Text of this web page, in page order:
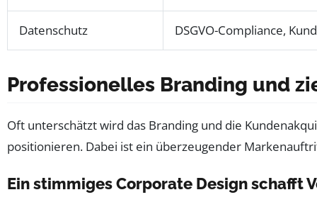
Datenschutz DSGVO-Compliance,
Professionelles Branding und
Oft unterschätzt wird das Branding und die
positionieren. Dabei ist ein überzeugender
Ein stimmiges Corporate Design schafft